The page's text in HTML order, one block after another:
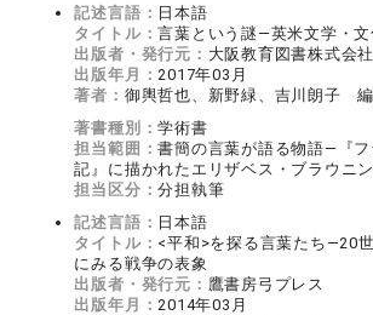
記述言語： 日本語
タイトル：言葉という謎―英米文学・
出版者・発行元： 大阪教育図書株式会社
出版年月：2017年03月
著者： 御輿哲也、新野緑、吉川朗子
著書種別：学術書
担当範囲：書簡の言葉が語る物語―『
記』に描かれたエリザベス・ブラウニ
担当区分：分担執筆
記述言語： 日本語
タイトル： <平和>を探る言葉たち―20
にみる戦争の表象
出版者・発行元： 鷹書房弓プレス
出版年月：2014年03月